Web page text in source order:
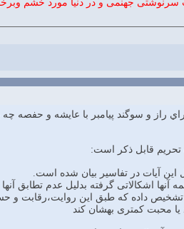
جهنمی و در دنیا مورد خشم
راز و سوگند پيامبر با عايشه و حفصه چه
تحريم قابل ذکر است:
آنها اشکالاتی گرفته بدلیل عدم تطابق
تشخیص داده که طبق این روایت،رقابت
یا محبت کمتری بهشان کند